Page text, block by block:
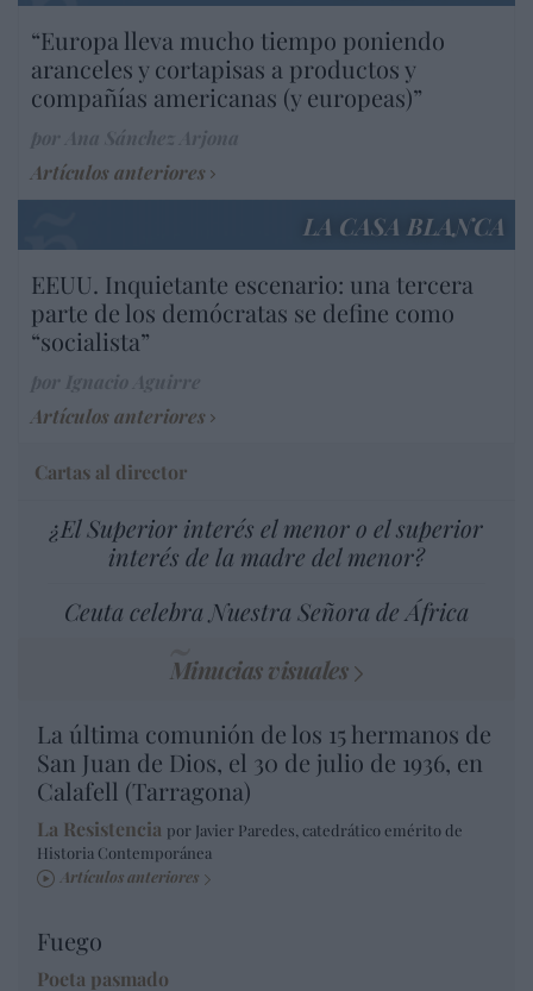
“Europa lleva mucho tiempo poniendo
aranceles y cortapisas a productos y
compañías americanas (y europeas)”
Artículos anteriores
LA CASA BLANCA
EEUU. Inquietante escenario: una tercera
parte de los demócratas se define como
“socialista”
Artículos anteriores
Cartas al director
¿El Superior interés el menor o el superior
interés de la madre del menor?
Ceuta celebra Nuestra Señora de África
Minucias visuales
La última comunión de los 15 hermanos de
San Juan de Dios, el 30 de julio de 1936, en
Calafell (Tarragona)
La Resistencia por Javier Paredes, catedrático emérito de
Historia Contemporánea
Artículos anteriores
Fuego
Poeta pasmado